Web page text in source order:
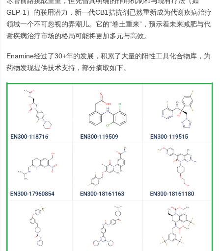
GLP-1）的联用潜力，新一代CB1拮抗剂已然重新成为代谢疾病治疗
领域一个不可忽视的弄潮儿。它的“卷土重来”，预示着未来减肥与代
谢疾病治疗市场的格局可能将更加多元与高效。
Enamine经过了30+年的发展，积累了大量的阳性工具化合物库，为
药物发现提供技术支持，部分摘取如下。